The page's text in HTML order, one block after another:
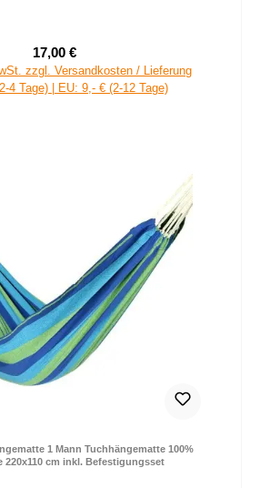
Verkaufspreis:
17,00 €
zzgl. Versandkosten / Lieferung
4 Tage) | EU: 9,- € (2-12 Tage)
1 Mann Tuchhängematte 100%
220x110 cm inkl. Befestigungsset